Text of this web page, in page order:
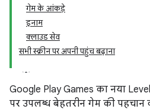
गेम के आंकड़े
इनाम
क्लाउड सेव
सभी स्क्रीन पर अपनी पहुंच बढ़ाना
Google Play Games का नया Level
पर उपलब्ध बेहतरीन गेम की पहचान